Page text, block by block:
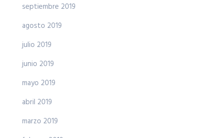
septiembre 2019
agosto 2019
julio 2019
junio 2019
mayo 2019
abril 2019
marzo 2019